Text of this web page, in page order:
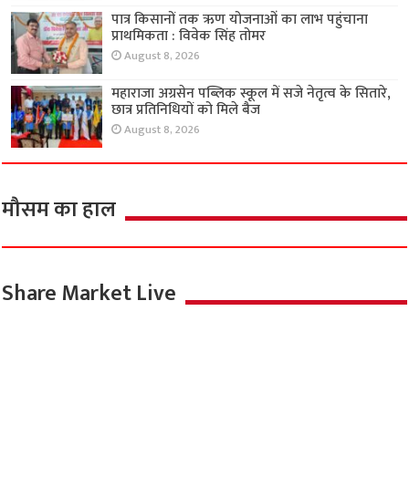
पात्र किसानों तक ऋण योजनाओं का लाभ पहुंचाना
प्राथमिकता : विवेक सिंह तोमर
August 8, 2026
महाराजा अग्रसेन पब्लिक स्कूल में सजे नेतृत्व के सितारे,
छात्र प्रतिनिधियों को मिले बैज
August 8, 2026
मौसम का हाल
Share Market Live